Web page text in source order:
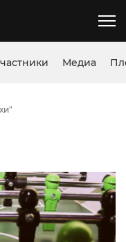
Медиа